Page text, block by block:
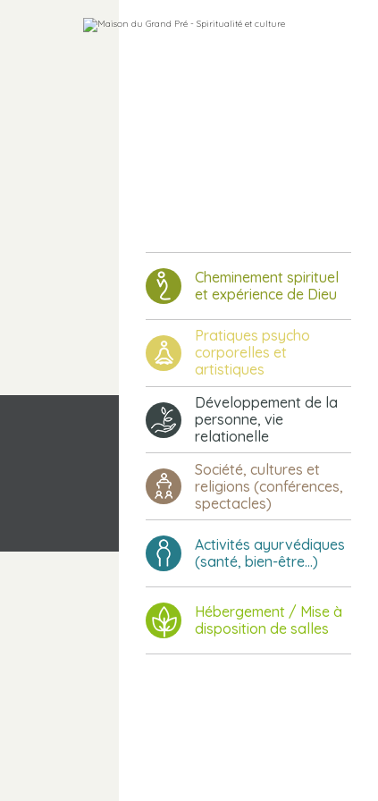
Cheminement spirituel
et expérience de Dieu
Pratiques psycho
corporelles et
artistiques
Développement de la
personne, vie
relationelle
Société, cultures et
religions (conférences,
spectacles)
Activités ayurvédiques
(santé, bien-être...)
Hébergement / Mise à
disposition de salles